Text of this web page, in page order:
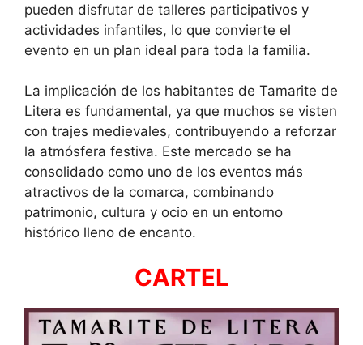
pueden disfrutar de talleres participativos y
actividades infantiles, lo que convierte el
evento en un plan ideal para toda la familia.
La implicación de los habitantes de Tamarite de
Litera es fundamental, ya que muchos se visten
con trajes medievales, contribuyendo a reforzar
la atmósfera festiva. Este mercado se ha
consolidado como uno de los eventos más
atractivos de la comarca, combinando
patrimonio, cultura y ocio en un entorno
histórico lleno de encanto.
CARTEL